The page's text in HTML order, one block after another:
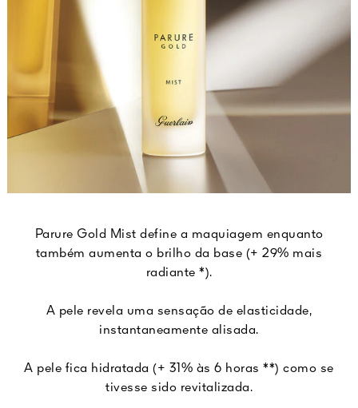
Parure Gold Mist define a maquiagem enquanto
também aumenta o brilho da base (+ 29% mais
radiante *).
A pele revela uma sensação de elasticidade,
instantaneamente alisada.
A pele fica hidratada (+ 31% às 6 horas **) como se
tivesse sido revitalizada.